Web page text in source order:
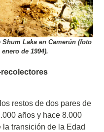
Laka en Camerún (foto
de 1994).
restos de dos pares de
años y hace 8.000
transición de la Edad